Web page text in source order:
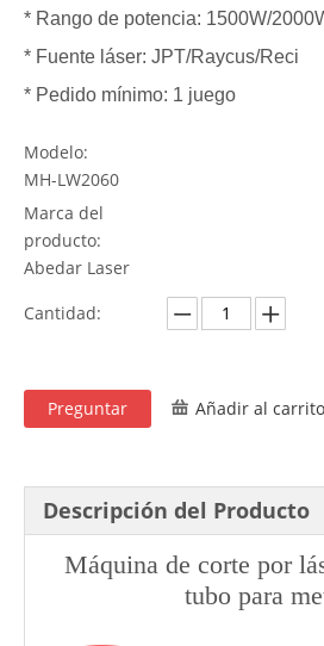
* Rango de potencia: 1500W/
* Fuente láser: JPT/Raycus/Reci
* Pedido mínimo: 1 juego
Modelo:
MH-LW2060
Marca del
producto:
Abedar Laser
Cantidad:
Preguntar Añadir al carrito
Descripción del Producto
Máquina de corte por
tubo para